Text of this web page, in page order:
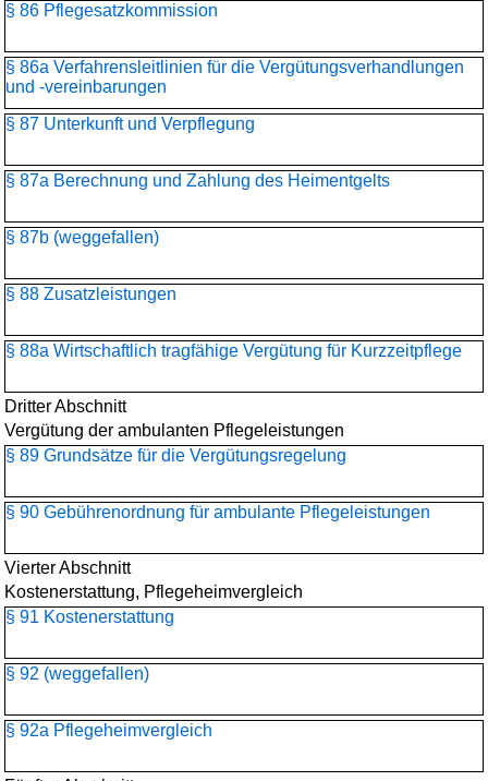
§ 86 Pflegesatzkommission
§ 86a Verfahrensleitlinien für die Vergütungsverhandlungen
und -vereinbarungen
§ 87 Unterkunft und Verpflegung
§ 87a Berechnung und Zahlung des Heimentgelts
§ 87b (weggefallen)
§ 88 Zusatzleistungen
§ 88a Wirtschaftlich tragfähige Vergütung für Kurzzeitpflege
Dritter Abschnitt
Vergütung der ambulanten Pflegeleistungen
§ 89 Grundsätze für die Vergütungsregelung
§ 90 Gebührenordnung für ambulante Pflegeleistungen
Vierter Abschnitt
Kostenerstattung, Pflegeheimvergleich
§ 91 Kostenerstattung
§ 92 (weggefallen)
§ 92a Pflegeheimvergleich